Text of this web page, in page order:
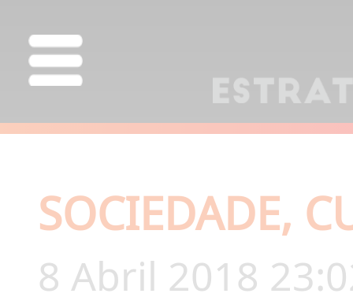
SOCIEDADE,
8 Abril 2018